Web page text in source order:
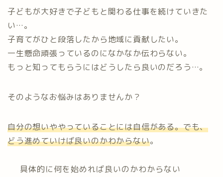
子どもが大好きで子どもと関わる仕事を続けていきた
い…。
子育てがひと段落したから地域に貢献したい。
一生懸命頑張っているのになかなか伝わらない。
もっと知ってもらうにはどうしたら良いのだろう…。
そのようなお悩みはありませんか？
自分の想いややっていることには自信がある。でも、
どう進めていけば良いのかわからない。
具体的に何を始めれば良いのかわからない